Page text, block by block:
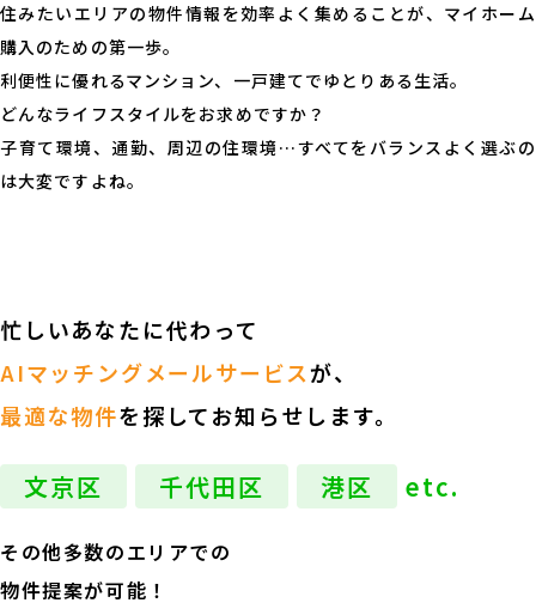
受付時間 10時-19時(毎週火・水曜日を除く)
住みたいエリアの物件情報を効率よく集めることが、マイホーム
購入のための第一歩。
利便性に優れるマンション、一戸建てでゆとりある生活。
どんなライフスタイルをお求めですか？
子育て環境、通勤、周辺の住環境…すべてをバランスよく選ぶの
は大変ですよね。
忙しいあなたに代わって
AIマッチングメールサービスが、
最適な物件を探してお知らせします。
文京区 千代田区 港区 etc.
その他多数のエリアでの
物件提案が可能！